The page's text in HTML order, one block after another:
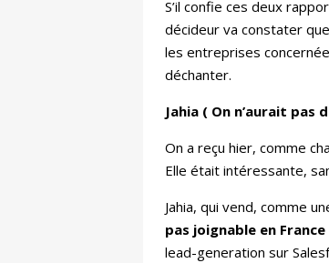
S’il confie ces deux
décideur va constater
les entreprises
déchanter.
Jahia ( On n’aurait pas
On a reçu hier, comme
Elle était intéressante,
Jahia, qui vend, comme
pas joignable en
lead-generation sur